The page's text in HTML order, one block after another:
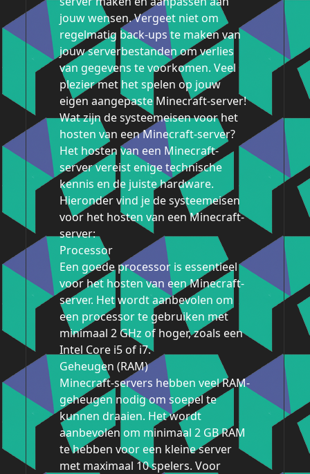
jouw wensen. Vergeet niet om
regelmatig back-ups te maken van
jouw serverbestanden om verlies
van gegevens te voorkomen. Veel
plezier met het spelen op jouw
eigen aangepaste Minecraft-server!
Wat zijn de systeemeisen voor het
hosten van een Minecraft-server?
Het hosten van een Minecraft-
server vereist enige technische
kennis en de juiste hardware.
Hieronder vind je de systeemeisen
voor het hosten van een Minecraft-
server:
Processor
Een goede processor is essentieel
voor het hosten van een Minecraft-
server. Het wordt aanbevolen om
een processor te gebruiken met
minimaal 2 GHz of hoger, zoals een
Intel Core i5 of i7.
Geheugen (RAM)
Minecraft-servers hebben veel RAM-
geheugen nodig om soepel te
kunnen draaien. Het wordt
aanbevolen om minimaal 2 GB RAM
te hebben voor een kleine server
met maximaal 10 spelers. Voor